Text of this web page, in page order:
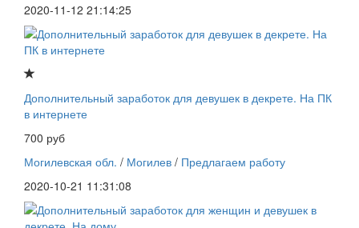
2020-11-12 21:14:25
Дополнительный заработок для девушек в декрете. На ПК
в интернете
700 руб
Могилевская обл. / Могилев / Предлагаем работу
2020-10-21 11:31:08